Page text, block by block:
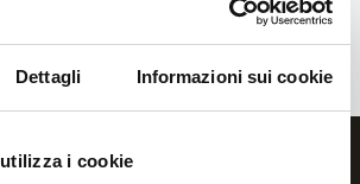
Dettagli Informazioni sui cookie
i cookie